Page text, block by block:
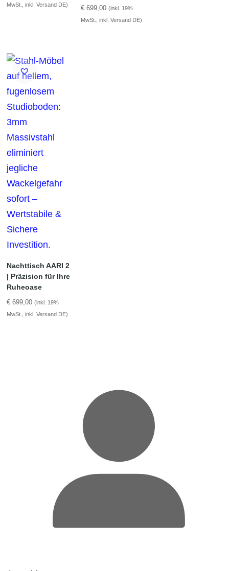
MwSt., inkl. Versand DE) € 699,00 (inkl. 19%
MwSt., inkl. Versand DE)
Nachttisch AARI 2
| Präzision für Ihre
Ruheoase
€ 699,00 (inkl. 19%
MwSt., inkl. Versand DE)